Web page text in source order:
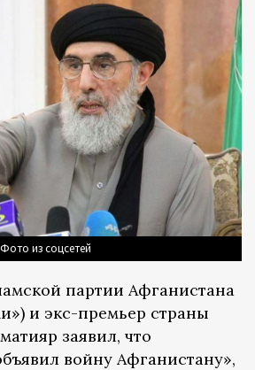
из соцсетей
партии Афганистана
и экс-премьер страны
заявил, что
войну Афганистану»,